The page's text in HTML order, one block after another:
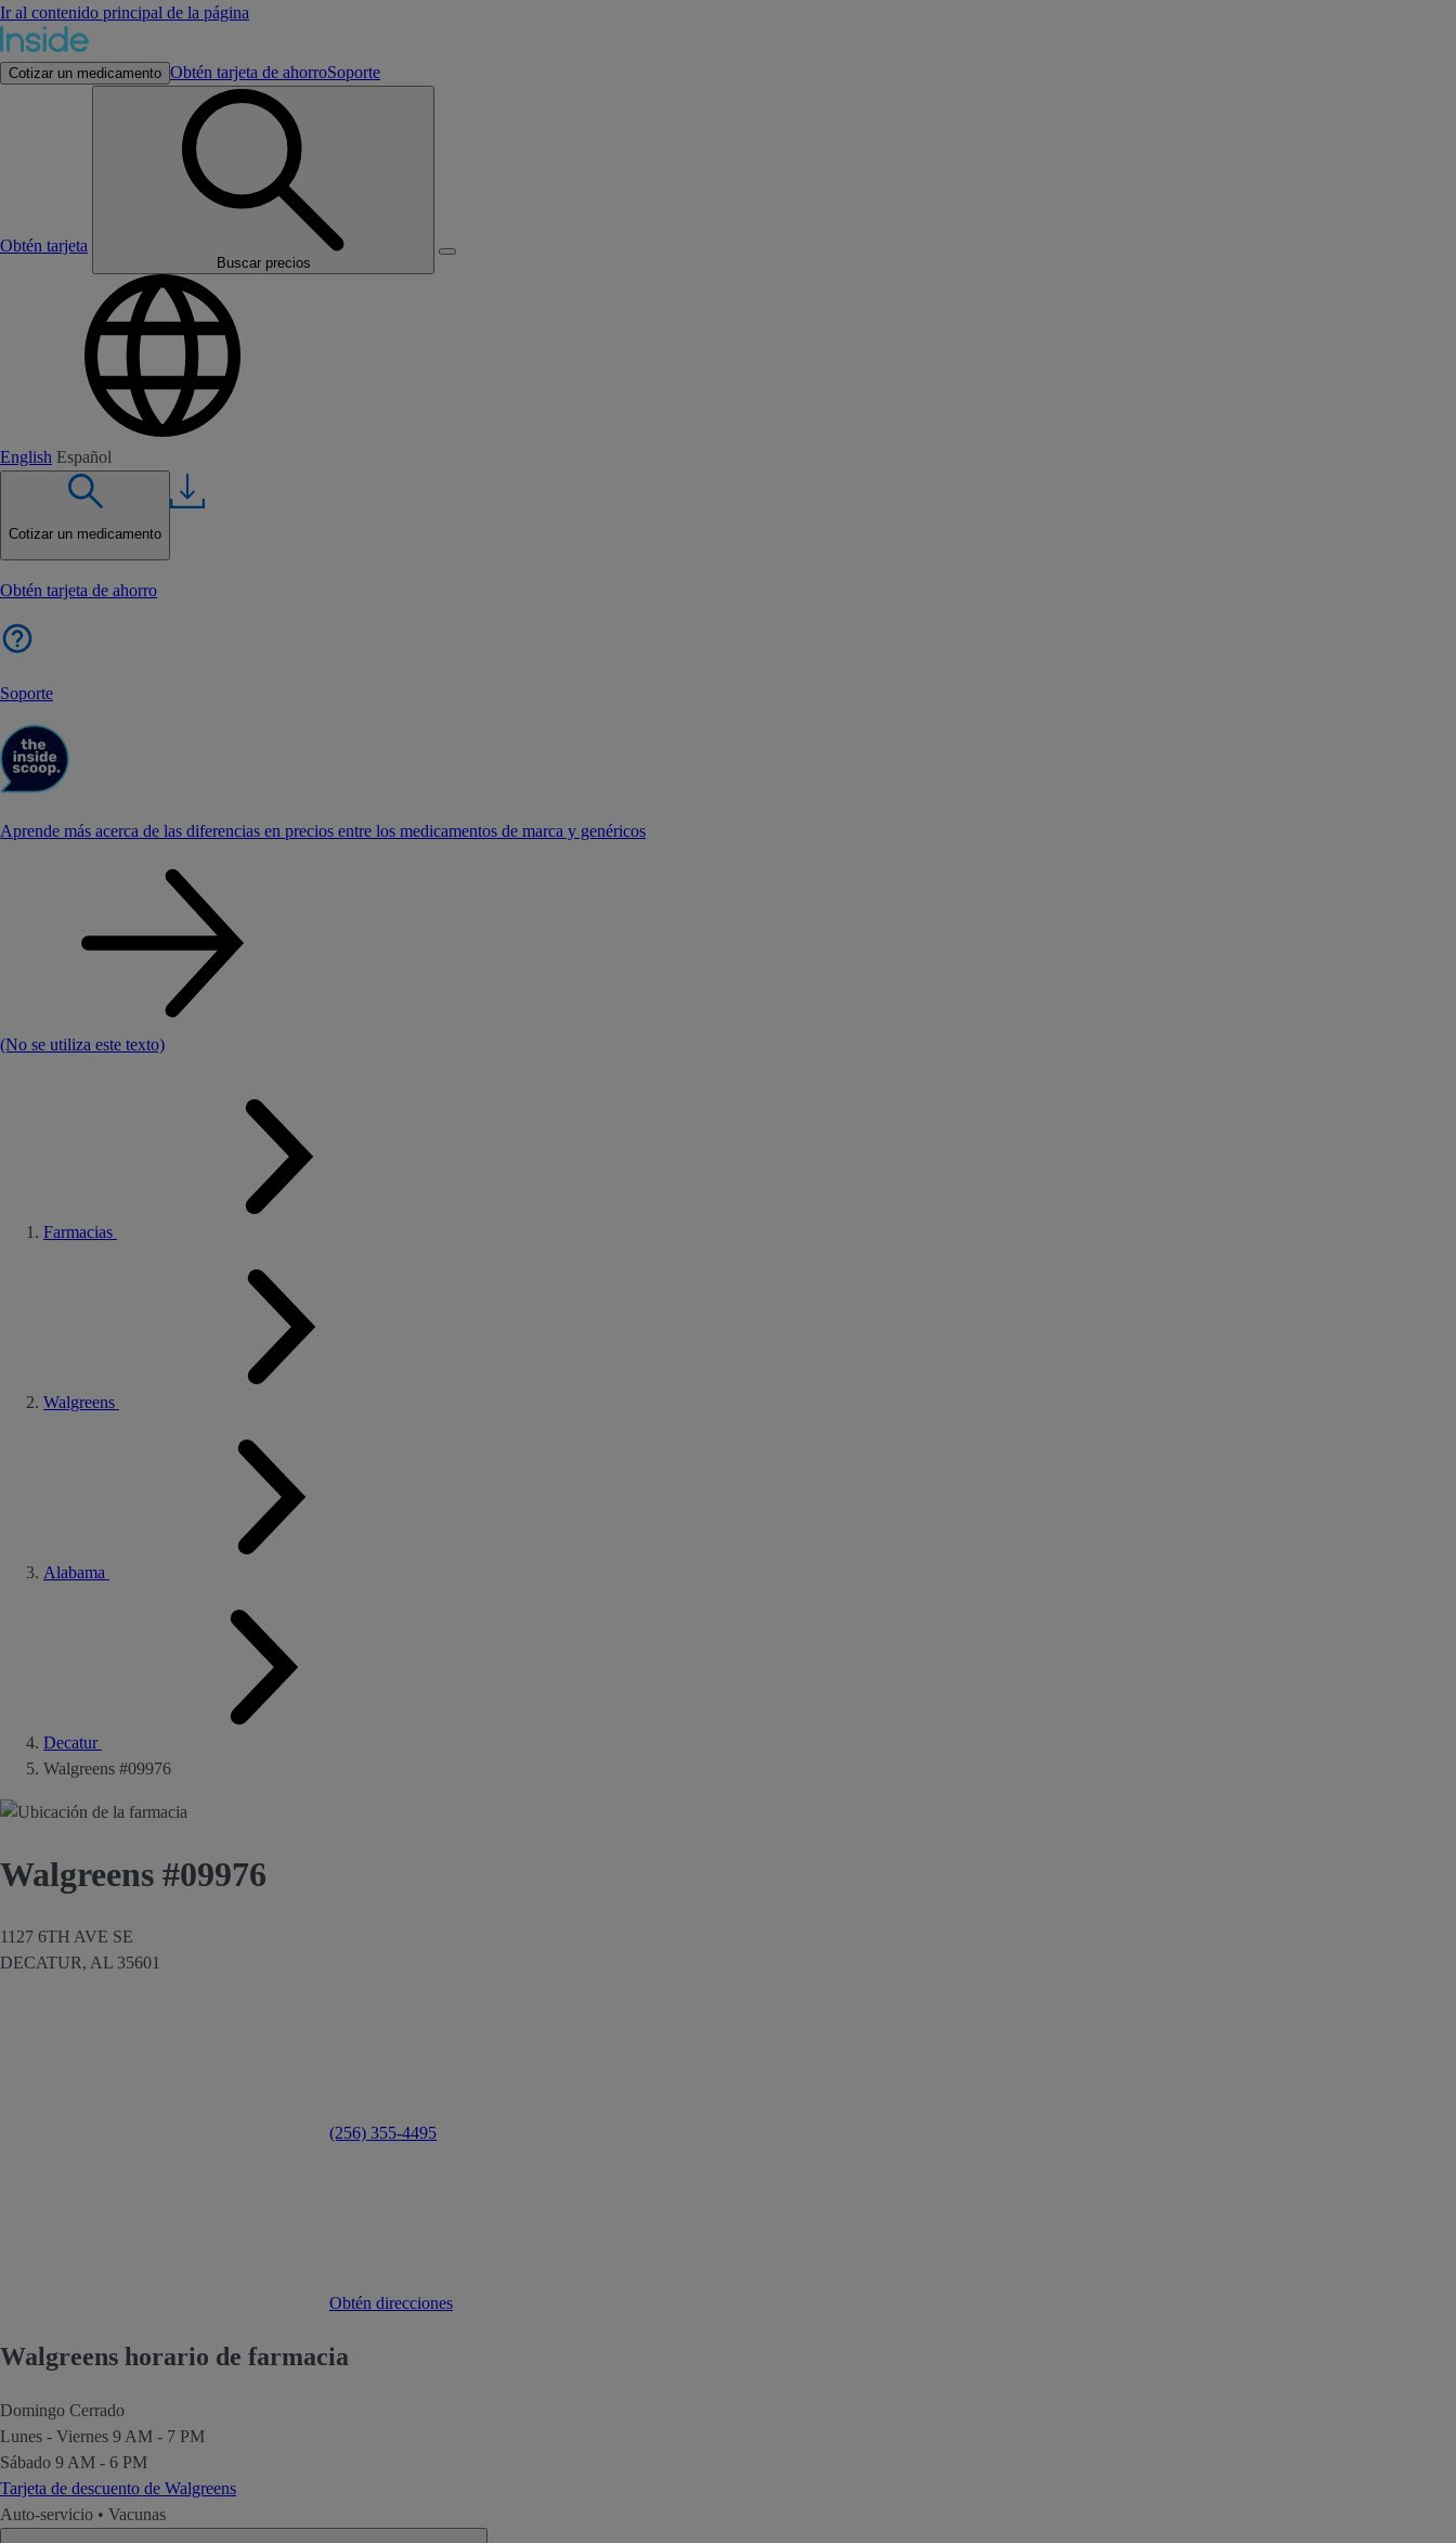
Ir al contenido principal de la página
Cotizar un medicamento Obtén tarjeta de ahorroSoporte
Obtén tarjeta
Buscar precios
English Español
Cotizar un medicamento
Obtén tarjeta de ahorro
Soporte
Aprende más acerca de las diferencias en precios entre los medicamentos de marca y genéricos
(No se utiliza este texto)
Farmacias
Walgreens
Alabama
Decatur
Walgreens #09976
Walgreens #09976
1127 6TH AVE SE
DECATUR, AL 35601
(256) 355-4495
Obtén direcciones
Walgreens horario de farmacia
Domingo Cerrado
Lunes - Viernes 9 AM - 7 PM
Sábado 9 AM - 6 PM
Tarjeta de descuento de Walgreens
Auto-servicio • Vacunas